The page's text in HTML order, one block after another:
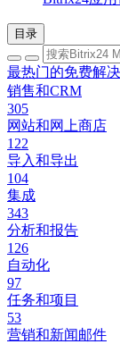
目录
最热门的免费解
销售和CRM
305
网站和网上商店
122
导入和导出
104
集成
343
分析和报告
126
自动化
97
任务和项目
53
营销和新闻邮件